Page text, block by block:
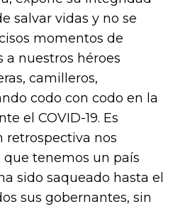
salvar vidas y no se
momentos de
a nuestros héroes
camilleros,
codo con codo en la
el COVID-19. Es
retrospectiva nos
tenemos un país
sido saqueado hasta el
sus gobernantes, sin